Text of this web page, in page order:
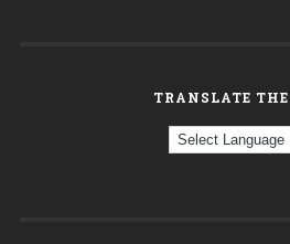
TRANSLATE THE